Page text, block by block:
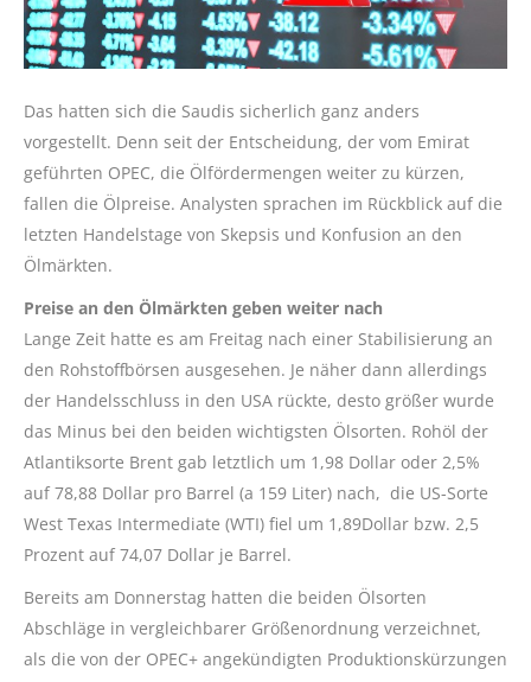
Das hatten sich die Saudis sicherlich ganz anders
vorgestellt. Denn seit der Entscheidung, der vom Emirat
geführten OPEC, die Ölfördermengen weiter zu kürzen,
fallen die Ölpreise. Analysten sprachen im Rückblick auf die
letzten Handelstage von Skepsis und Konfusion an den
Ölmärkten.
Preise an den Ölmärkten geben weiter nach
Lange Zeit hatte es am Freitag nach einer Stabilisierung an
den Rohstoffbörsen ausgesehen. Je näher dann allerdings
der Handelsschluss in den USA rückte, desto größer wurde
das Minus bei den beiden wichtigsten Ölsorten. Rohöl der
Atlantiksorte Brent gab letztlich um 1,98 Dollar oder 2,5%
auf 78,88 Dollar pro Barrel (a 159 Liter) nach, die US-Sorte
West Texas Intermediate (WTI) fiel um 1,89Dollar bzw. 2,5
Prozent auf 74,07 Dollar je Barrel.
Bereits am Donnerstag hatten die beiden Ölsorten
Abschläge in vergleichbarer Größenordnung verzeichnet,
als die von der OPEC+ angekündigten Produktionskürzungen